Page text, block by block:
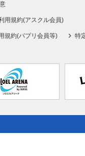
用規約(アスクル会員)
規約(パプリ会員等) 特